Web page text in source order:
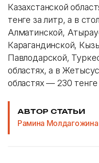
Казахстанской
тенге за литр, а в
Алматинской,
Карагандинской,
Павлодарской,
областях, а в
областях — 230 тенге
АВТОР СТАТЬИ
Рамина Молдагожина